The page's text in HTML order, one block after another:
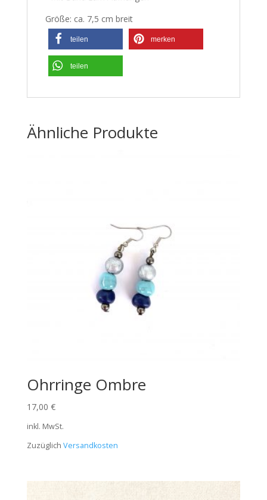
Größe: ca. 7,5 cm breit
teilen merken
teilen
Ähnliche Produkte
Ohrringe Ombre
17,00 €
inkl. MwSt.
Zuzüglich Versandkosten